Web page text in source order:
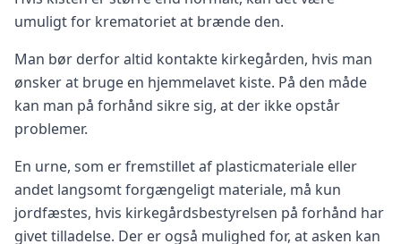
umuligt for krematoriet at brænde den.
Man bør derfor altid kontakte kirkegården, hvis man
ønsker at bruge en hjemmelavet kiste. På den måde
kan man på forhånd sikre sig, at der ikke opstår
problemer.
En urne, som er fremstillet af plasticmateriale eller
andet langsomt forgængeligt materiale, må kun
jordfæstes, hvis kirkegårdsbestyrelsen på forhånd har
givet tilladelse. Der er også mulighed for, at asken kan